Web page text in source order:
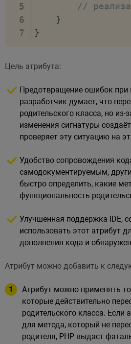
//
}
}
Цель атрибута:
Предотвращение ошибок при
разработчик думает, что
родительского класса, но из-
изменения сигнатуры
проверяет эту ситуацию на
Удобство сопровождения
самодокументируемым,
быстро определить, какие
функциональность
Улучшенная поддержка IDE,
использовать этот атрибут
дополнения кода и
Атрибут можно добавить к
Атрибут можно применять
которые действительно
родительского класса. Если
для метода, который не
родителя, PHP выдаст